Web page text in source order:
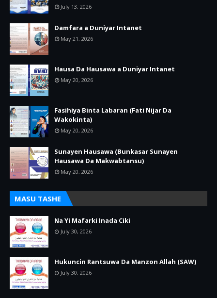
July 13, 2026
Damfara a Duniyar Intanet
May 21, 2026
Hausa Da Hausawa a Duniyar Intanet
May 20, 2026
Fasihiya Binta Labaran (Fati Nijar Da
Wakokinta)
May 20, 2026
Sunayen Hausawa (Bunkasar Sunayen
Hausawa Da Makwabtansu)
May 20, 2026
MASU TASHE
Na Yi Mafarki Inada Ciki
July 30, 2026
Hukuncin Rantsuwa Da Manzon Allah (SAW)
July 30, 2026